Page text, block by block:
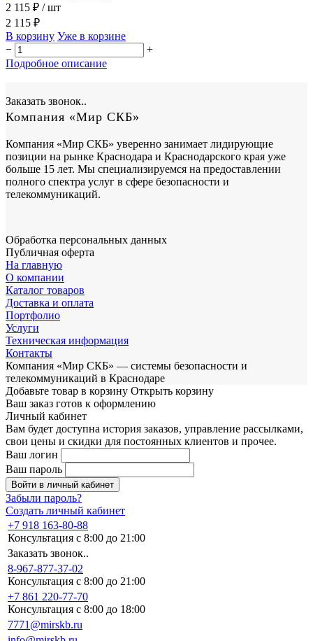
2 115 ₽ / шт
2 115 ₽
В корзину Уже в корзине
−
+
Подробное описание
Заказать звонок..
Компания «Мир СКБ»
Компания «Мир СКБ» уверенно занимает лидирующие
позиции на рынке Краснодара и Краснодарского края уже
больше 15 лет. Мы специализируемся на предоставлении
полного спектра услуг в сфере безопасности и
телекоммуникаций.
Обработка персональных данных
Публичная оферта
На главную
О компании
Каталог товаров
Доставка и оплата
Портфолио
Услуги
Техническая информация
Контакты
Компания «Мир СКБ» — системы безопасности и
телекоммуникаций в Краснодаре
Добавьте товар в корзину Открыть корзину
Ваш заказ готов к оформлению
Личный кабинет
Вам будет доступна история заказов, управление рассылками,
свои цены и скидки для постоянных клиентов и прочее.
Ваш логин
Ваш пароль
Войти в личный кабинет
Забыли пароль?
Создать личный кабинет
+7 918 163-80-88
Консультация с 8:00 до 21:00
Заказать звонок..
8-967-877-37-02
Консультация с 8:00 до 21:00
+7 861 220-77-70
Консультация с 8:00 до 18:00
7771@mirskb.ru